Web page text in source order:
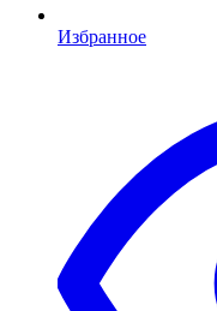
Избранное